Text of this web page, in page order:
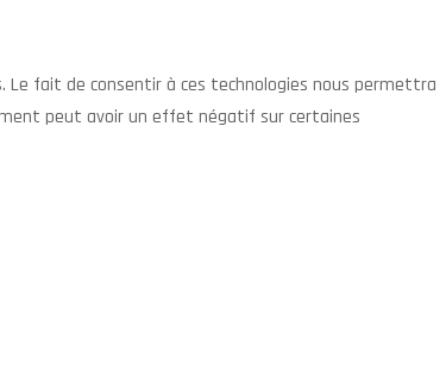
Le fait de consentir à ces technologies nous permettra
peut avoir un effet négatif sur certaines